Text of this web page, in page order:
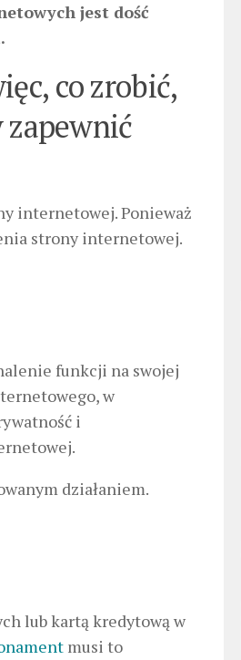
jest dość
co zrobić,
zapewnić
internetowej. Ponieważ
strony internetowej.
funkcji na swojej
w
i
działaniem.
lub kartą kredytową w
musi to